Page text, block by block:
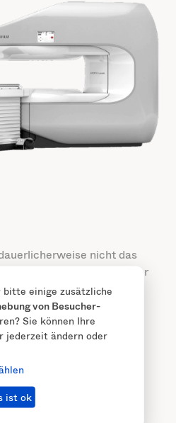
nicht das
MRT Untersuchung der
einige zusätzliche
von Besucher-
Sie können Ihre
jederzeit ändern oder
ist ok